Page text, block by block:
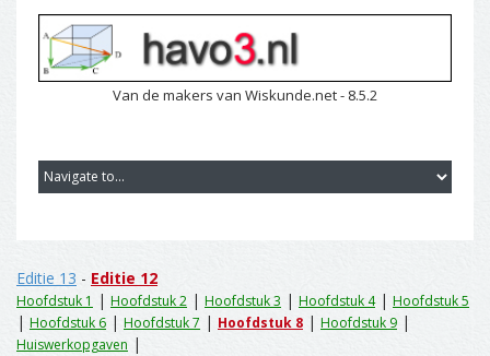
Van de makers van Wiskunde.net - 8.5.2
Editie 13 - Editie 12
Hoofdstuk 1 | Hoofdstuk 2 | Hoofdstuk 3 | Hoofdstuk 4| Hoofdstuk 5
| Hoofdstuk 6 | Hoofdstuk 7 | Hoofdstuk 8 | Hoofdstuk 9 |
Huiswerkopgaven |